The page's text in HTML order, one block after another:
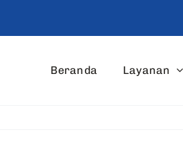
Beranda Layanan